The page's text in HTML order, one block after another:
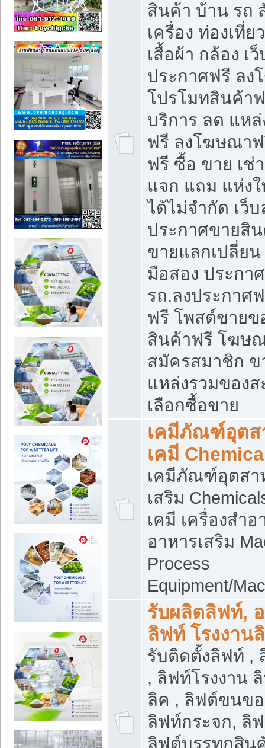
สินค้า บ้าน รถ
เครื่อง ท่องเที่ย
เสื้อผ้า กล้อง เ
ประกาศฟรี ล
โปรโมทสินค้า
บริการ ลด แห
ฟรี ลงโฆษณา
ฟรี ซื้อ ขาย เช่
แจก แถม แห่ง
ได้ไม่จำกัด เว็
ประกาศขายสิ
ขายแลกเปลี่ย
มือสอง ประกา
รถ.ลงประกาศ
ฟรี โพสต์ขาย
สินค้าฟรี โฆษ
สมัครสมาชิก ข
แหล่งรวมของ
เลือกซื้อขาย
เคมีภัณฑ์อุตส
เคมี
เคมีภัณฑ์อุตสา
เสริม
เคมี เครื่องสำ
อาหารเสริม
Process
Equipment/
รับผลิตลิฟท์,
ลิฟท์ โรงงาน
รับติดตั้งลิฟท์ ,
, ลิฟท์โรงงาน
ลิค , ลิฟต์ขนข
ลิฟท์กระจก, ลิ
ลิฟต์บรรทุกสิน